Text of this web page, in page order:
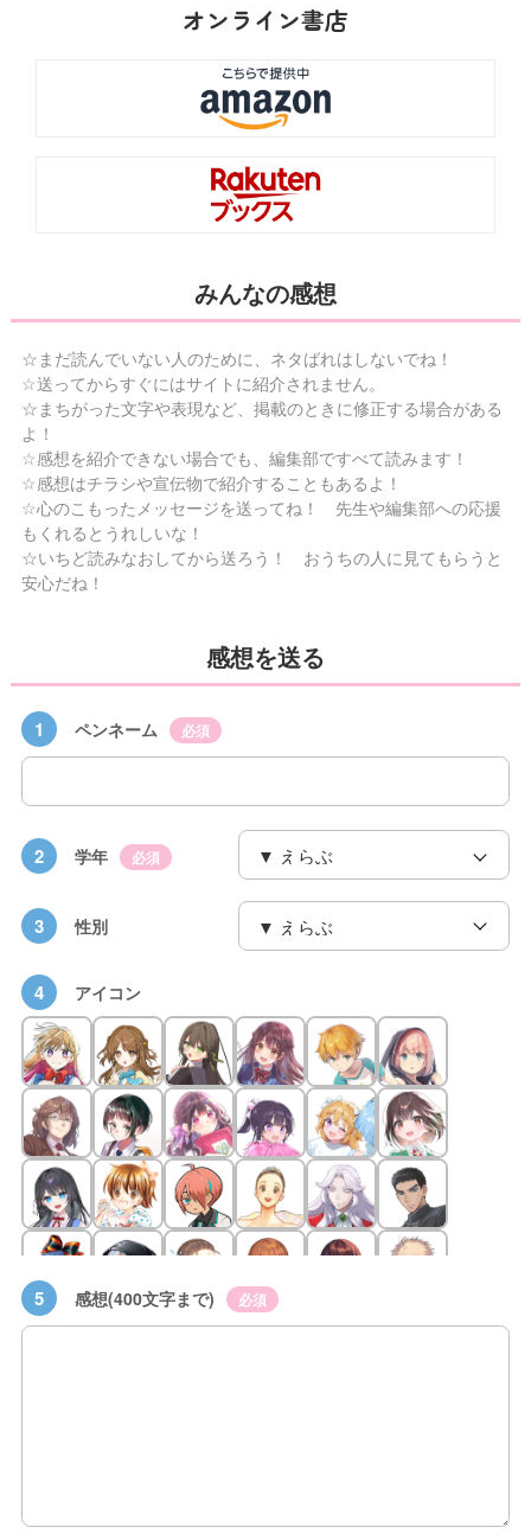
オンライン書店
みんなの感想
☆まだ読んでいない人のために、ネタばれはしないでね！
☆送ってからすぐにはサイトに紹介されません。
☆まちがった文字や表現など、掲載のときに修正する場合がある
よ！
☆感想を紹介できない場合でも、編集部ですべて読みます！
☆感想はチラシや宣伝物で紹介することもあるよ！
☆心のこもったメッセージを送ってね！ 先生や編集部への応援
もくれるとうれしいな！
☆いちど読みなおしてから送ろう！ おうちの人に見てもらうと
安心だね！
感想を送る
1 ペンネーム 必須
2 学年 必須
3 性別
4 アイコン
5 感想(400文字まで) 必須